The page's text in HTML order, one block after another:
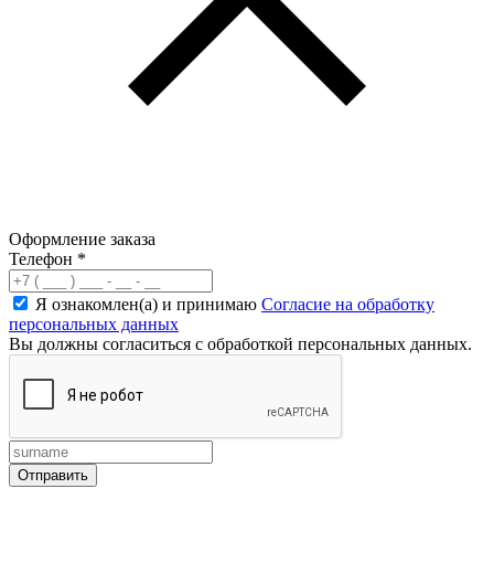
Оформление заказа
Телефон *
Я ознакомлен(а) и принимаю Согласие на обработку
персональных данных
Вы должны согласиться с обработкой персональных данных.